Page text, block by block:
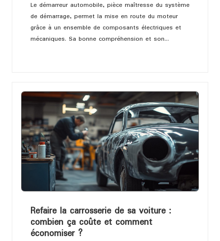
Le démarreur automobile, pièce maîtresse du système
de démarrage, permet la mise en route du moteur
grâce à un ensemble de composants électriques et
mécaniques. Sa bonne compréhension et son…
Refaire la carrosserie de sa voiture :
combien ça coûte et comment
économiser ?